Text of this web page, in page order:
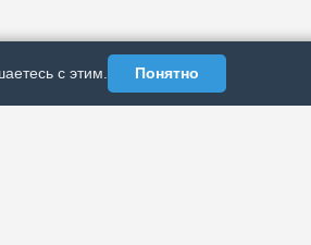
с этим. Понятно